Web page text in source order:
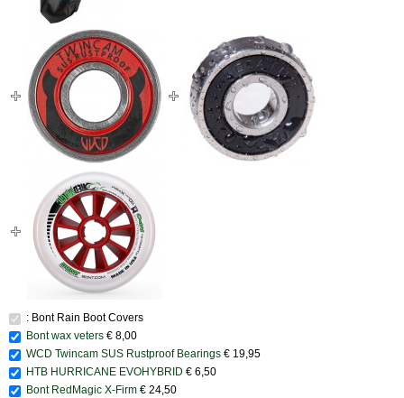
: Bont Rain Boot Covers
Bont wax veters € 8,00
WCD Twincam SUS Rustproof Bearings € 19,95
HTB HURRICANE EVOHYBRID € 6,50
Bont RedMagic X-Firm € 24,50